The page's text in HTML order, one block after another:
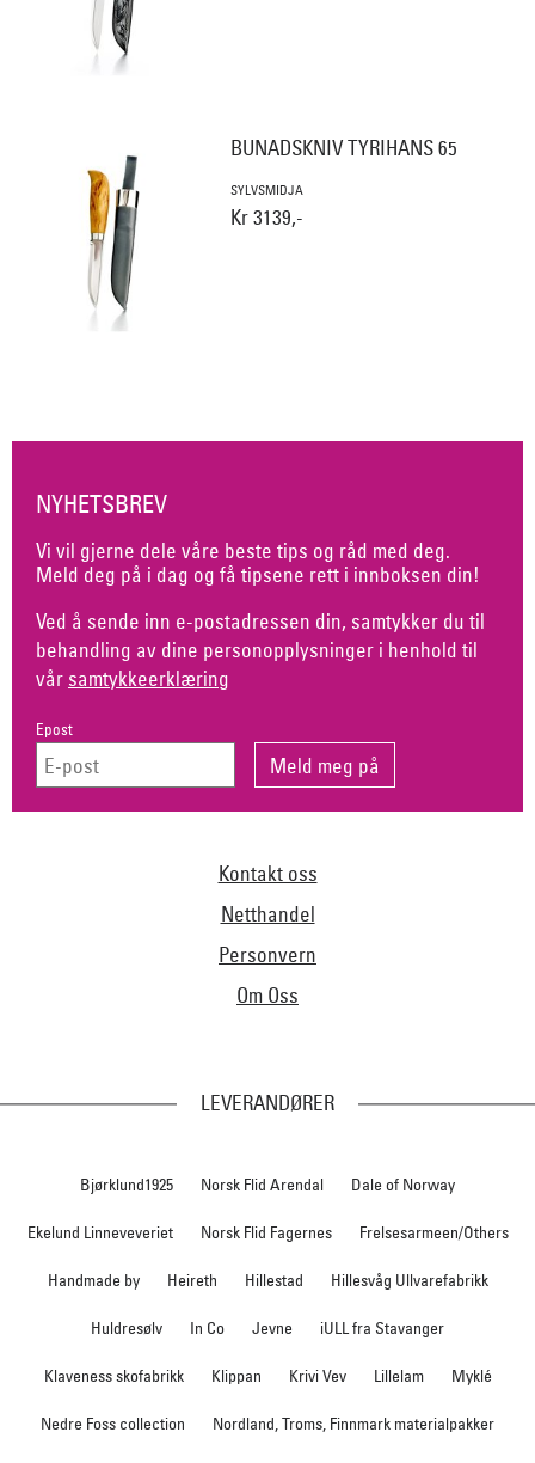
BUNADSKNIV TYRIHANS 65
SYLVSMIDJA
Kr 3139,-
NYHETSBREV
Vi vil gjerne dele våre beste tips og råd med deg.
Meld deg på i dag og få tipsene rett i innboksen din!
Ved å sende inn e-postadressen din, samtykker du til
behandling av dine personopplysninger i henhold til
vår samtykkeerklæring
Epost
Kontakt oss
Netthandel
Personvern
Om Oss
LEVERANDØRER
Bjørklund1925 Norsk Flid Arendal Dale of Norway
Ekelund Linneveveriet Norsk Flid Fagernes Frelsesarmeen/Others
Handmade by Heireth Hillestad Hillesvåg Ullvarefabrikk
Huldresølv In Co Jevne iULL fra Stavanger
Klaveness skofabrikk Klippan Krivi Vev Lillelam Myklé
Nedre Foss collection Nordland, Troms, Finnmark materialpakker